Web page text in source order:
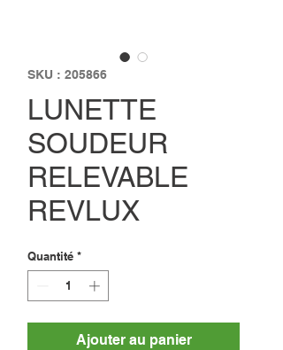
SKU : 205866
LUNETTE
SOUDEUR
RELEVABLE
REVLUX
Quantité *
Ajouter au panier